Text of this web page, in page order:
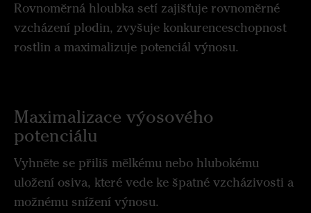
Rovnoměrná hloubka setí zajišťuje rovnoměrné
vzcházení plodin, zvyšuje konkurenceschopnost
rostlin a maximalizuje potenciál výnosu.
Maximalizace výosového
potenciálu
Vyhněte se přiliš mělkému nebo hlubokému
uložení osiva, které vede ke špatné vzcházivosti a
možnému snížení výnosu.